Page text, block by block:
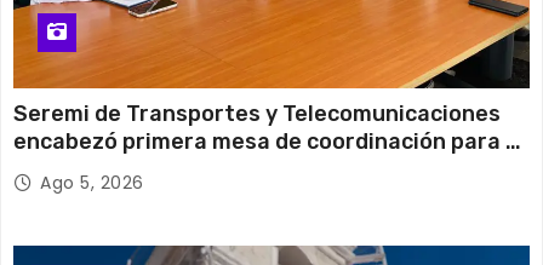
Seremi de Transportes y Telecomunicaciones
encabezó primera mesa de coordinación para el
retiro de cables en desuso en Iquique
Ago 5, 2026